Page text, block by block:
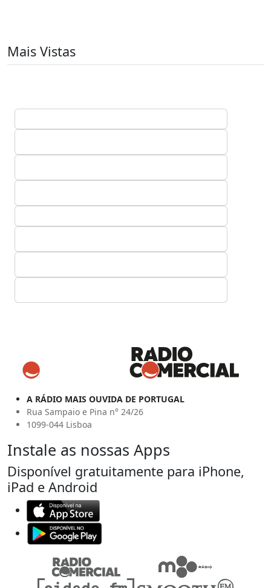
Mais Vistas
A RÁDIO MAIS OUVIDA DE PORTUGAL
Rua Sampaio e Pina n° 24/26
1099-044 Lisboa
Instale as nossas Apps
Disponível gratuitamente para iPhone,
iPad e Android